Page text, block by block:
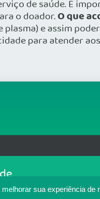
sua experiência de
de saúde. É
o doador.O que
plasma) e assim
para atender
Sul, Brasília/DF - CEP: 70200-760
reservados.
sua experiência